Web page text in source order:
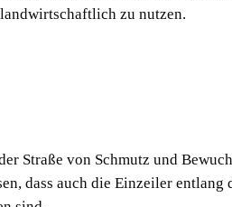
landwirtschaftlich zu nutzen.
Straße von Schmutz und
dass auch die Einzeiler entlang